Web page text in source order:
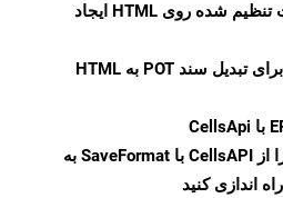
محلی و فرمت تنظیم شده روی HTML ایجاد
از WordsApi برای تبدیل سند POT به HTML
را از CellsAPI با SaveFormat به